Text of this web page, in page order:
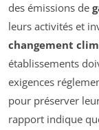
des émissions de
leurs activités et
changement
établissements
exigences
pour préserver
rapport indique